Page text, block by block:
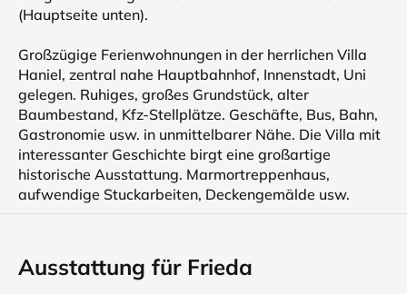
(Hauptseite unten).
Großzügige Ferienwohnungen in der herrlichen Villa
Haniel, zentral nahe Hauptbahnhof, Innenstadt, Uni
gelegen. Ruhiges, großes Grundstück, alter
Baumbestand, Kfz-Stellplätze. Geschäfte, Bus, Bahn,
Gastronomie usw. in unmittelbarer Nähe. Die Villa mit
interessanter Geschichte birgt eine großartige
historische Ausstattung. Marmortreppenhaus,
aufwendige Stuckarbeiten, Deckengemälde usw.
Ausstattung für Frieda